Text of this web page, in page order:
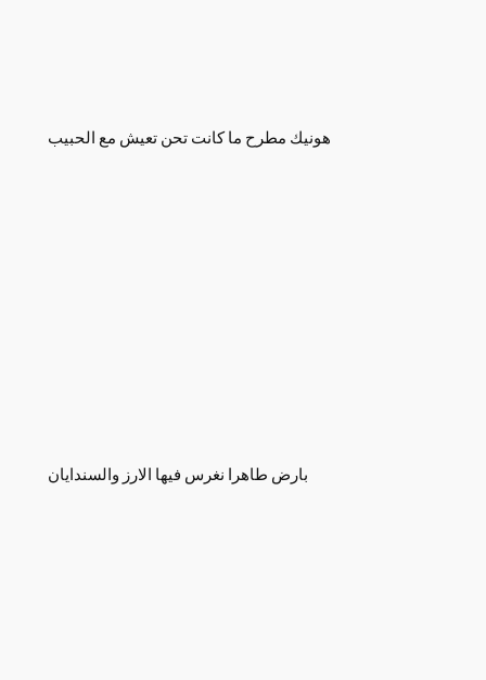
هونيك مطرح ما كانت تحن تعيش مع الحبيب
بارض طاهرا نغرس فيها الارز والسندايان